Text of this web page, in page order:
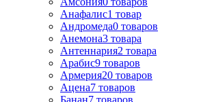
Анафалис1 товар
Андромеда0 товаров
Анемона3 товара
Антеннария2 товара
Арабис9 товаров
Армерия20 товаров
Ацена7 товаров
Банан7 товаров